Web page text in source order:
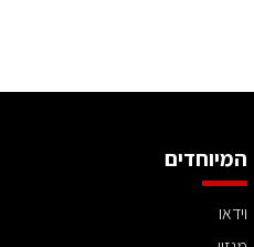
המיוחדים
וידאו